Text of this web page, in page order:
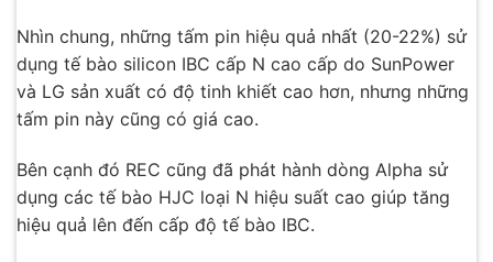
Nhìn chung, những tấm pin hiệu quả nhất (20-22%) sử
dụng tế bào silicon IBC cấp N cao cấp do SunPower
và LG sản xuất có độ tinh khiết cao hơn, nhưng những
tấm pin này cũng có giá cao.
Bên cạnh đó REC cũng đã phát hành dòng Alpha sử
dụng các tế bào HJC loại N hiệu suất cao giúp tăng
hiệu quả lên đến cấp độ tế bào IBC.